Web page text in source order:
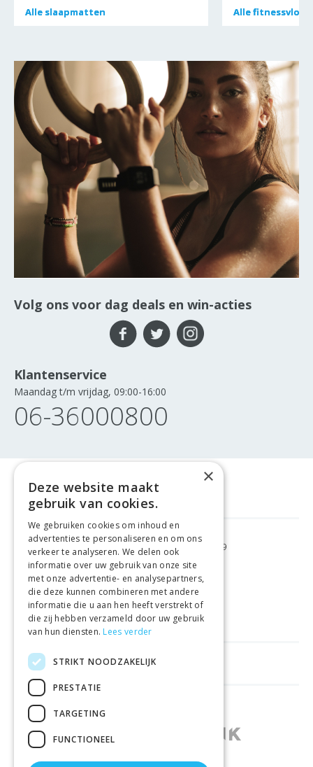
Alle slaapmatten
Alle slaapmatten Alle
Alle
Volg ons voor dag deals en win-acties
Klantenservice
Maandag t/m vrijdag, 09:00-16:00
06-36000800
GRATIS VERZENDING VANAF €99
GEMAKKELIJKRETOURNEREN
LAAGSTEPRIJSGARANTIE
HANDIGE LINKS
WINKELS IN ANDERE LANDEN
×
Deze website maakt
gebruik van cookies.
We gebruiken cookies om inhoud en
advertenties te personaliseren en om ons
verkeer te analyseren. We delen ook
informatie over uw gebruik van onze site
met onze advertentie- en analysepartners,
die deze kunnen combineren met andere
informatie die u aan hen heeft verstrekt of
die zij hebben verzameld door uw gebruik
van hun diensten. Lees verder
STRIKT NOODZAKELIJK
PRESTATIE
TARGETING
FUNCTIONEEL